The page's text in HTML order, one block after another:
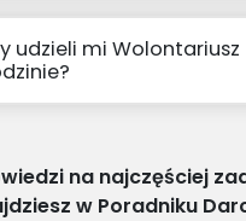
udzieli mi Wolontariusz
na najczęściej
w Poradniku